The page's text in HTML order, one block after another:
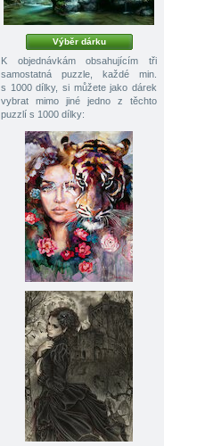
Výběr dárku
K objednávkám obsahujícím tři
samostatná puzzle, každé min.
s 1000 dílky, si můžete jako dárek
vybrat mimo jiné jedno z těchto
puzzlí s 1000 dílky: